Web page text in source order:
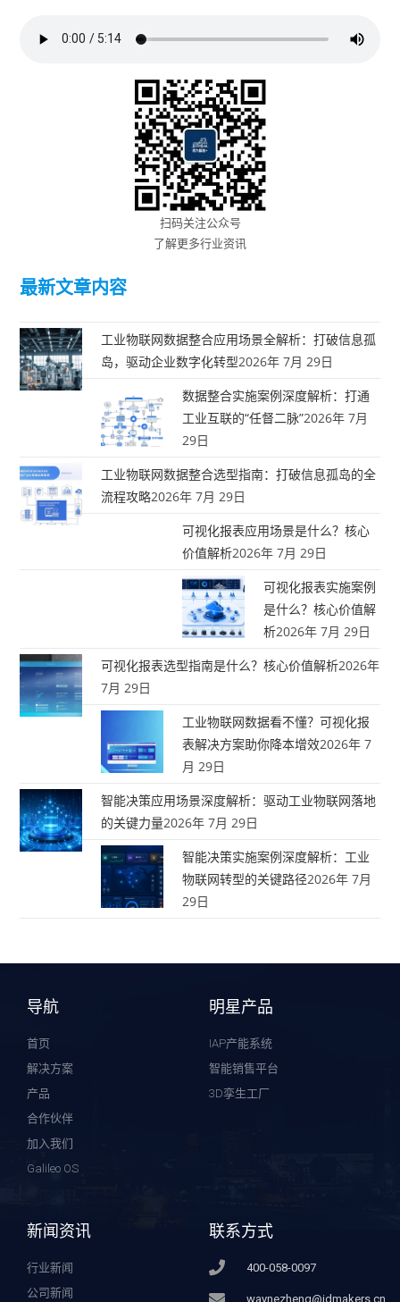
扫码关注公众号
了解更多行业资讯
最新文章内容
工业物联网数据整合应用场景全解析：打破信息孤
岛，驱动企业数字化转型2026年 7月 29日
数据整合实施案例深度解析：打通
工业互联的“任督二脉”2026年 7月
29日
工业物联网数据整合选型指南：打破信息孤岛的全
流程攻略2026年 7月 29日
可视化报表应用场景是什么？核心
价值解析2026年 7月 29日
可视化报表实施案例
是什么？核心价值解
析2026年 7月 29日
可视化报表选型指南是什么？核心价值解析2026年
7月 29日
工业物联网数据看不懂？可视化报
表解决方案助你降本增效2026年 7
月 29日
智能决策应用场景深度解析：驱动工业物联网落地
的关键力量2026年 7月 29日
智能决策实施案例深度解析：工业
物联网转型的关键路径2026年 7月
29日
导航
首页
解决方案
产品
合作伙伴
加入我们
Galileo OS
明星产品
IAP产能系统
智能销售平台
3D孪生工厂
新闻资讯
行业新闻
公司新闻
联系方式
400-058-0097
waynezheng@idmakers.cn